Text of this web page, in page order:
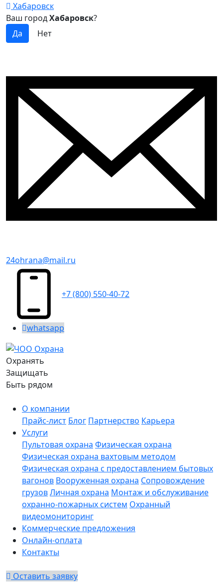
Хабаровск
Ваш городХабаровск?
24ohrana@mail.ru
+7 (800) 550-40-72
whatsapp
Охранять
Защищать
Быть рядом
О компании
Прайс-лист Блог Партнерство Карьера
Услуги
Пультовая охрана Физическая охрана
Физическая охрана вахтовым методом
Физическая охрана с предоставлением бытовых
вагонов Вооруженная охрана Сопровождение
грузовЛичная охрана Монтаж и обслуживание
охранно-пожарных систем Охранный
видеомониторинг
Коммерческие предложения
Онлайн-оплата
Контакты
Оставить заявку